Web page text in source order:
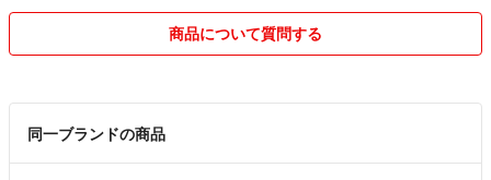
商品について質問する
同一ブランドの商品